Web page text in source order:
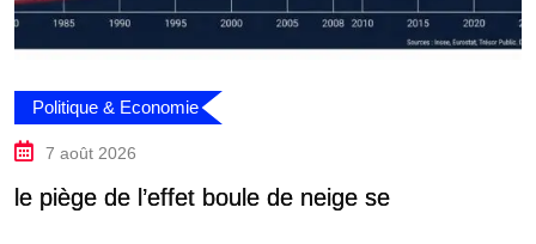
Politique & Economie
7 août 2026
le piège de l’effet boule de neige se